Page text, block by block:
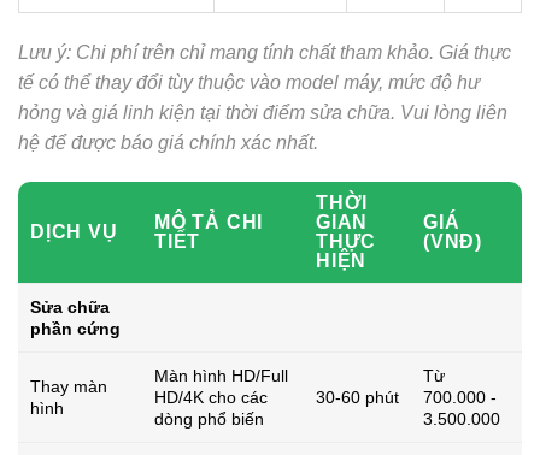
Lưu ý: Chi phí trên chỉ mang tính chất tham khảo. Giá thực
tế có thể thay đổi tùy thuộc vào model máy, mức độ hư
hỏng và giá linh kiện tại thời điểm sửa chữa. Vui lòng liên
hệ để được báo giá chính xác nhất.
DỊCH VỤ
MÔ TẢ CHI
TIẾT
THỜI
GIAN
THỰC
HIỆN
GIÁ
(VNĐ)
Sửa chữa
phần cứng
Thay màn
hình
Màn hình HD/Full
HD/4K cho các
dòng phổ biến
30-60 phút
Từ
700.000 -
3.500.000